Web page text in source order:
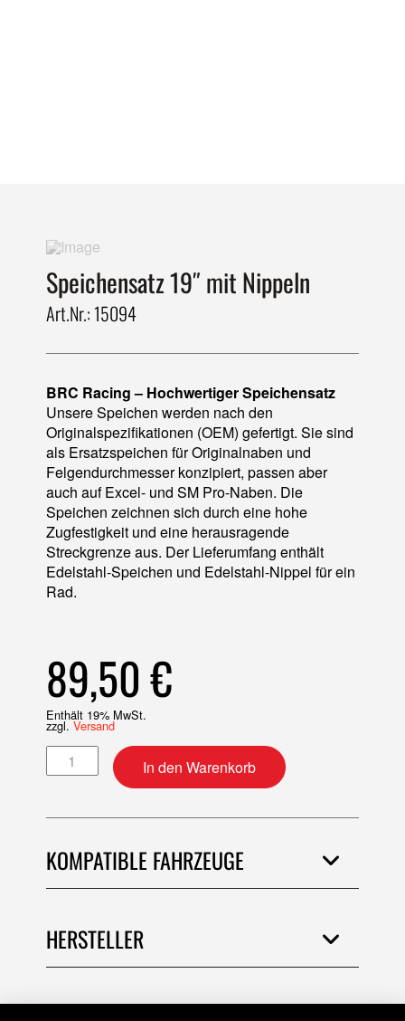
Speichensatz 19″ mit Nippeln
Art.Nr.: 15094
BRC Racing – Hochwertiger Speichensatz
Unsere Speichen werden nach den
Originalspezifikationen (OEM) gefertigt. Sie sind
als Ersatzspeichen für Originalnaben und
Felgendurchmesser konzipiert, passen aber
auch auf Excel- und SM Pro-Naben. Die
Speichen zeichnen sich durch eine hohe
Zugfestigkeit und eine herausragende
Streckgrenze aus. Der Lieferumfang enthält
Edelstahl-Speichen und Edelstahl-Nippel für ein
Rad.
89,50€
Enthält 19% MwSt.
zzgl. Versand
Speichensatz 19" mit Nippeln Menge
In den Warenkorb
KOMPATIBLE FAHRZEUGE
HERSTELLER